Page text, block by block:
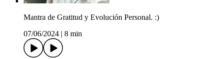
Mantra de Gratitud y Evolución Personal. :)
07/06/2024
8 min